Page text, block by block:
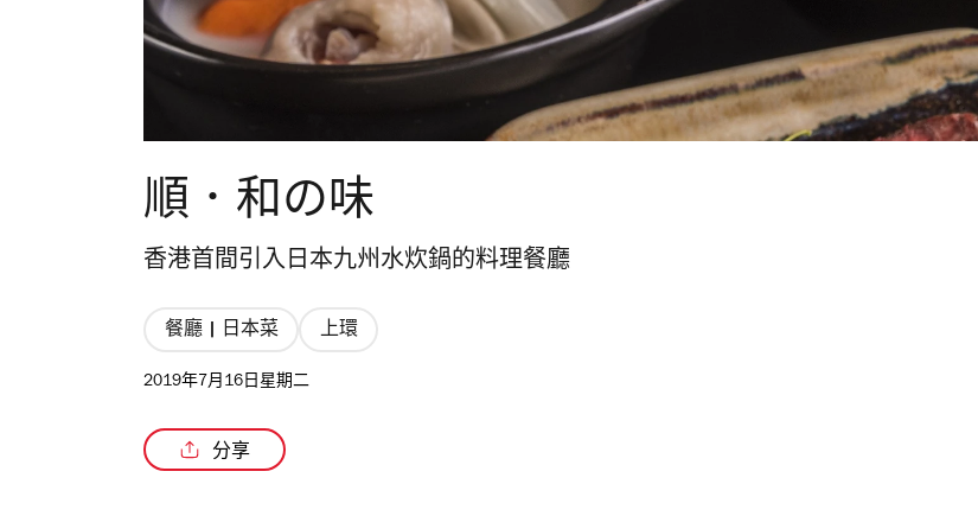
順．和の味
香港首間引入日本九州水炊鍋的料理餐廳
餐廳 | 日本菜 上環
2019年7月16日星期二
分享